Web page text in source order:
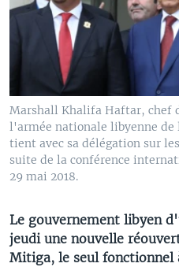
Marshall Khalifa Haftar, chef
l'armée nationale libyenne de
tient avec sa délégation sur
suite de la conférence
29 mai 2018.
Le gouvernement libyen
jeudi une nouvelle
Mitiga, le seul